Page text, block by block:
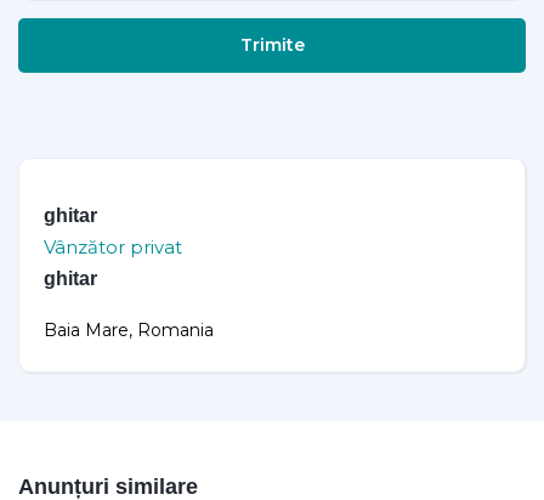
Trimite
ghitar
Vânzător privat
ghitar
Baia Mare, Romania
Anunțuri similare